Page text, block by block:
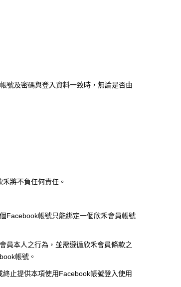
號及密碼與登入資料一致時，無論是否由
將不負任何責任。
Facebook帳號只能綁定一個欣禾會員帳號
員本人之行為，並需遵循欣禾會員條款之
帳號。
止提供本項使用Facebook帳號登入使用